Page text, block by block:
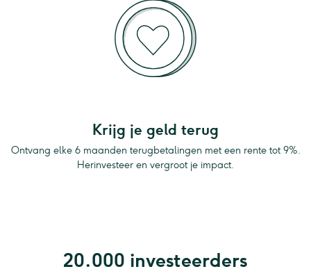
Krijg je geld terug
Ontvang elke 6 maanden terugbetalingen met een rente tot 9%.
Herinvesteer en vergroot je impact.
20.000 investeerders